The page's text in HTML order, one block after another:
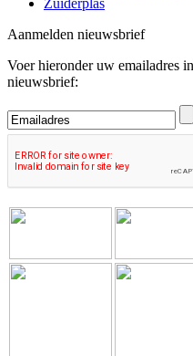
Zuiderplas
Aanmelden nieuwsbrief
Voer hieronder uw emailadres
nieuwsbrief: